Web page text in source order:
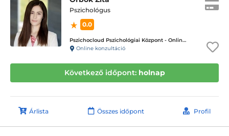
Pszichológus
0.0
Pszichocloud Pszichológiai Központ - Online ügyfélfogadás
Online konzultáció
Következő időpont: holnap
Árlista Összes időpont Profil